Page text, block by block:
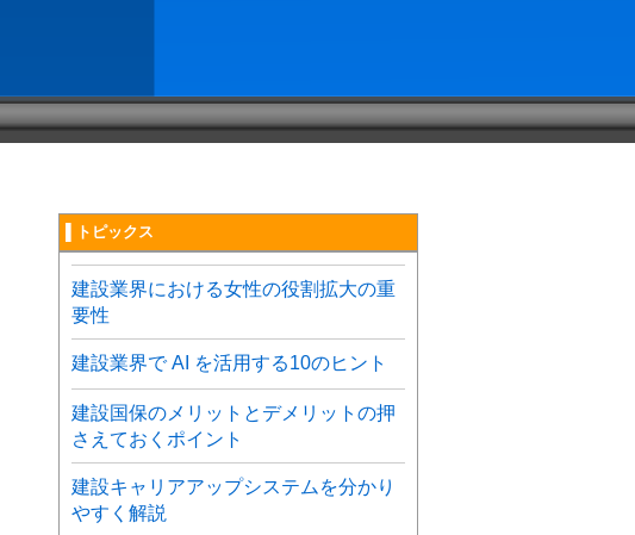
▌トピックス
建設業界における女性の役割拡大の重
要性
建設業界で AI を活用する10のヒント
建設国保のメリットとデメリットの押
さえておくポイント
建設キャリアアップシステムを分かり
やすく解説